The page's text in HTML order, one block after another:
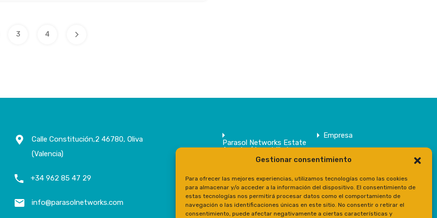
Gestionar consentimiento
Para ofrecer las mejores experiencias, utilizamos tecnologías como las cookies
para almacenar y/o acceder a la información del dispositivo. El consentimiento de
estas tecnologías nos permitirá procesar datos como el comportamiento de
navegación o las identificaciones únicas en este sitio. No consentir o retirar el
consentimiento, puede afectar negativamente a ciertas características y
3 4
Calle Constitución,2 46780, Oliva
(Valencia)
+34 962 85 47 29
info@parasolnetworks.com
Parasol Networks Estate
Agents / Inmobiliaria
Empresa
Prensa